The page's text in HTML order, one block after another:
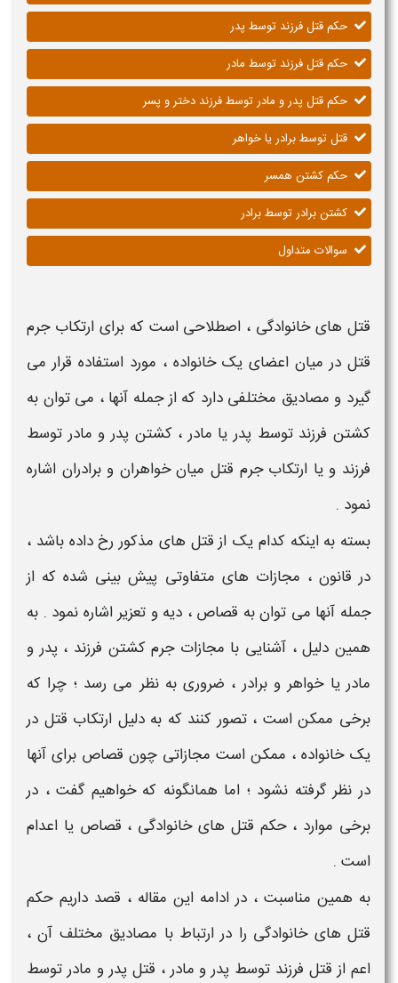
حکم قتل فرزند توسط پدر
حکم قتل فرزند توسط مادر
حکم قتل پدر و مادر توسط فرزند دختر و پسر
قتل توسط برادر يا خواهر
حکم کشتن همسر
کشتن برادر توسط برادر
سوالات متداول
قتل های خانوادگی ، اصطلاحی است که برای ارتکابجرم
قتلدر میان اعضای یکخانواده، مورد استفاده قرار می
گیرد و مصادیق مختلفی دارد که از جمله آنها ، می توان به
کشتن فرزند توسط پدر یا مادر، کشتن پدر و مادر توسط
فرزند و یا ارتکاب جرم قتل میان خواهران و برادران اشاره
نمود .
بسته به اینکه کدام یک ازقتل های مذکور رخ داده باشد ،
در قانون ، مجازات های متفاوتی پیش بینی شده که از
جمله آنها می توان به قصاص ، دیه و تعزیر اشاره نمود . به
همین دلیل ، آشنایی با مجازات جرم کشتن فرزند ، پدر و
مادر یا خواهر و برادر، ضروری به نظر می رسد ؛ چرا که
برخی ممکن است ، تصور کنند که به دلیل ارتکاب قتل در
یک خانواده ، ممکن است مجازاتی چون قصاص برای آنها
در نظر گرفته نشود ؛ اما همانگونه که خواهیم گفت ، در
برخی موارد ،حکم قتل های خانوادگی ، قصاص یا اعدام
است .
به همین مناسبت ، در ادامه این مقاله ، قصد داریم حکم
قتل های خانوادگی را در ارتباط با مصادیق مختلف آن ،
اعم از قتل فرزند توسط پدر و مادر، قتل پدر و مادر توسط